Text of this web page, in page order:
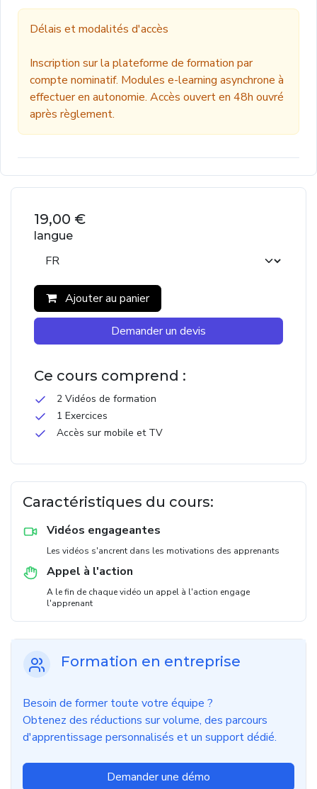
Délais et modalités d'accès
Inscription sur la plateforme de formation par
compte nominatif. Modules e-learning asynchrone à
effectuer en autonomie. Accès ouvert en 48h ouvré
après règlement.
19,00 €
langue
Ajouter au panier
Demander un devis
Ce cours comprend :
2 Vidéos de formation
1 Exercices
Accès sur mobile et TV
Caractéristiques du cours:
Vidéos engageantes
Les vidéos s'ancrent dans les motivations des apprenants
Appel à l'action
A le fin de chaque vidéo un appel à l'action engage
l'apprenant
Formation en entreprise
Besoin de former toute votre équipe ?
Obtenez des réductions sur volume, des parcours
d'apprentissage personnalisés et un support dédié.
Demander une démo